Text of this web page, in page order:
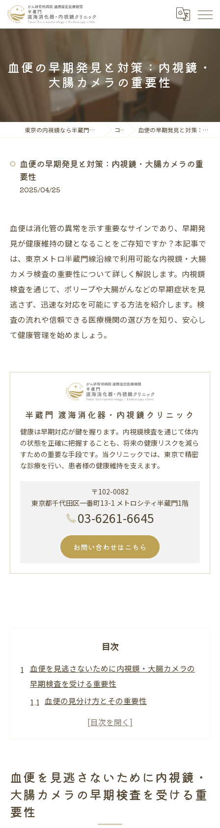
血便の早期発見と対策：内視鏡・
大腸カメラの重要性
東京の内視鏡なら半蔵門渡海消化器・内視鏡クリニック コラム 血便の早期発見と対策：内視鏡・大腸カメラの重要性
血便の早期発見と対策：内視鏡・大腸カメラの重
要性
2025/04/25
血便は消化管の異常を示す重要なサインであり、早期発
見が健康維持の鍵となることをご存知ですか？本記事で
は、東京メトロ半蔵門線沿線で利用可能な内視鏡・大腸
カメラ検査の重要性について詳しく解説します。内視鏡
検査を通じて、ポリープや大腸がんなどの早期症状を見
逃さず、迅速な対応を可能にする方法を紹介します。検
査の流れや信頼できる医療機関の選び方を知り、安心し
て健康管理を始めましょう。
半蔵門 渡海消化器・内視鏡クリニック
健康は早期対応が鍵を握ります。内視鏡検査を通じて体内
の状態を正確に把握することも、将来の健康リスクを減ら
すための重要な手段です。当クリニックでは、東京で精密
な診療を行い、患者様の健康維持を支えます。
〒102-0082
東京都千代田区一番町13-1 メトロシティ半蔵門1階
03-6261-6645
お問い合わせはこちら
目次
血便を見逃さないために内視鏡・大腸カメラの
早期検査を受ける重要性
血便の見分け方とその重要性
内視鏡検査で早期診断を可能にする理由
検査を受けるタイミングのベストプラクテ
ィス
健康管理のための定期的な内視鏡検査の重
血便を見逃さないために内視鏡・
大腸カメラの早期検査を受ける重
要性